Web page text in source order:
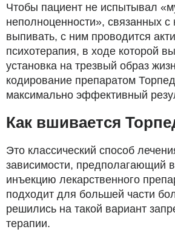
Чтобы пациент не испытывал
неполноценности», связанных
выпивать, с ним проводится
психотерапия, в ходе которой
установка на трезвый образ
кодирование препаратом
максимально эффективный
Как вшивается
Это классический способ
зависимости, предполагающий
инъекцию лекарственного
подходит для большей части
решились на такой вариант
терапии.